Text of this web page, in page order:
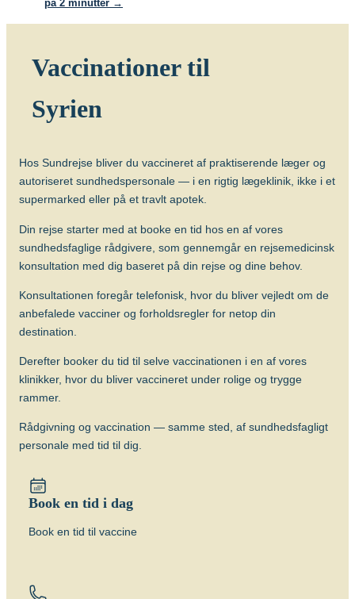
søge læge med henblik på yderligere
vaccineret hjemmefra.
Hundegalskab (rabies)
Vacciner
Længerevarende kontakt med
lokalbefolkningen – tuberkulose
Længerevarende tæt kontakt med
lokalbefolkningen medfører en øget risiko
for smitte med tuberkulose. Særligt børn
og unge kan have gavn af at blive
vaccineret mod tuberkulose (BGC-
Længerevarende tæt kontakt til
lokalbefolkningen medfører en øget risiko
mod tuberkulose (BCG), evt. forudgået af
Mantoux-test.
på 2 minutter →
Vaccinationer til
Syrien
Hos Sundrejse bliver du vaccineret af praktiserende læger og
autoriseret sundhedspersonale — i en rigtig lægeklinik, ikke i et
supermarked eller på et travlt apotek.
Din rejse starter med at booke en tid hos en af vores
sundhedsfaglige rådgivere, som gennemgår en rejsemedicinsk
konsultation med dig baseret på din rejse og dine behov.
Konsultationen foregår telefonisk, hvor du bliver vejledt om de
anbefalede vacciner og forholdsregler for netop din
destination.
Derefter booker du tid til selve vaccinationen i en af vores
klinikker, hvor du bliver vaccineret under rolige og trygge
rammer.
Rådgivning og vaccination — samme sted, af sundhedsfagligt
personale med tid til dig.
Book en tid i dag
Book en tid til vaccine